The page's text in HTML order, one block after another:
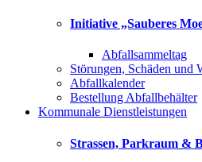
Initiative „Sauberes
Abfallsammeltag
Störungen, Schäden und
Abfallkalender
Bestellung Abfallbehälter
Kommunale Dienstleistungen
Strassen, Parkraum &